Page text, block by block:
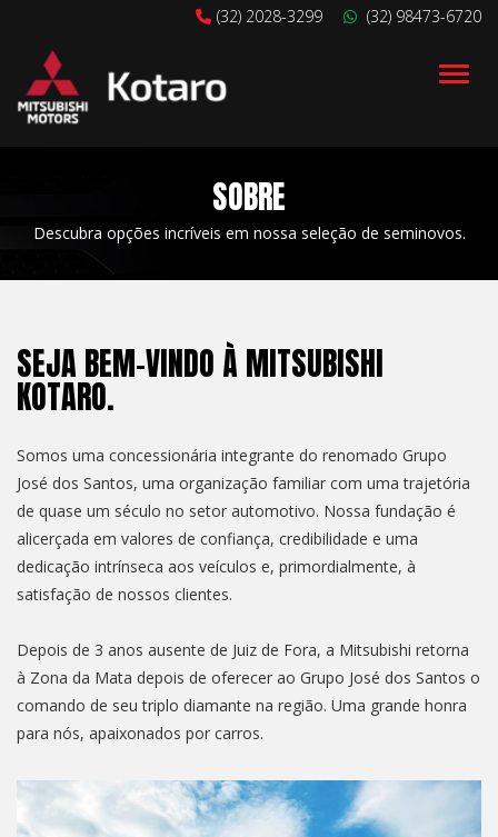
(32) 2028-3299 (32) 98473-6720
SOBRE
Descubra opções incríveis em nossa seleção de seminovos.
SEJA BEM-VINDO À MITSUBISHI
KOTARO.
Somos uma concessionária integrante do renomado Grupo
José dos Santos, uma organização familiar com uma trajetória
de quase um século no setor automotivo. Nossa fundação é
alicerçada em valores de confiança, credibilidade e uma
dedicação intrínseca aos veículos e, primordialmente, à
satisfação de nossos clientes.
Depois de 3 anos ausente de Juiz de Fora, a Mitsubishi retorna
à Zona da Mata depois de oferecer ao Grupo José dos Santos o
comando de seu triplo diamante na região. Uma grande honra
para nós, apaixonados por carros.